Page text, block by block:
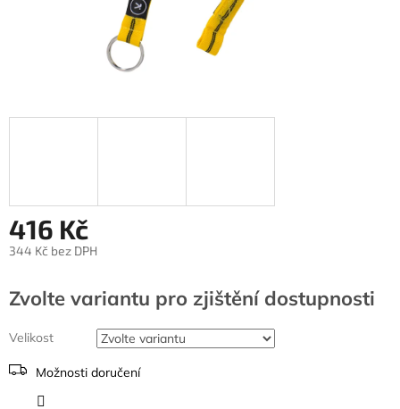
416 Kč
344 Kč bez DPH
cena:
Zvolte variantu
Velikost
Možnosti doručení